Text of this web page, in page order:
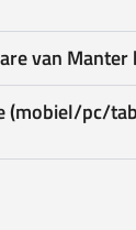
van Manter
(mobiel/pc/